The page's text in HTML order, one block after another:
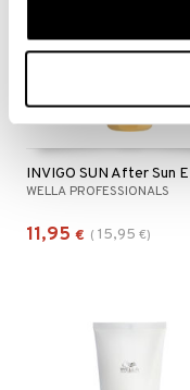
WELLA PROFESSIONALS
11,95 € ( 15,95 €)